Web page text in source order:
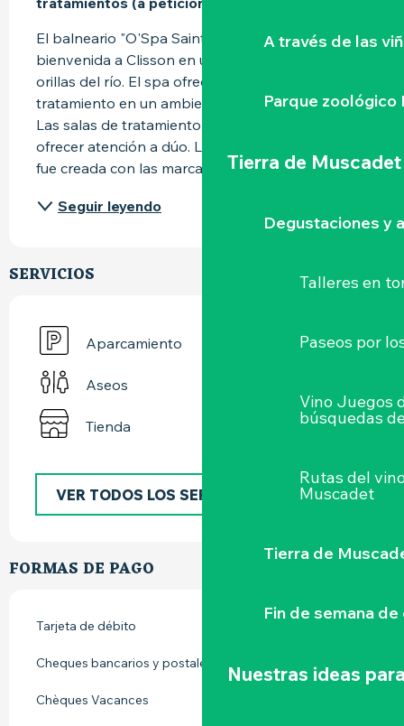
A través de las
Parque zoológico
Tierra de Muscadet
Degustaciones y
Talleres en
Paseos por
Vino Juegos
búsquedas
Rutas del
Muscadet
Tierra de
Fin de semana
Nuestras ideas
El balneario "O'Spa Saint Antoine" te da la
bienvenida a Clisson en un entorno bucólico a
orillas del río. El spa ofrece 2 salas de
tratamiento en un ambiente cálido y acogedor.
Las salas de tratamiento se comunican para
ofrecer atención a dúo. La tarjeta de tratamiento
fue creada con las marcas...
Seguir leyendo
SERVICIOS
Aparcamiento
Aseos
Tienda
VER TODOS LOS SERVICIOS
FORMAS DE PAGO
Tarjeta de débito
Cheques bancarios y postales
Chèques Vacances